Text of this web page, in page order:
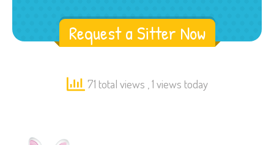
Request a Sitter Now
71 total views , 1 views today